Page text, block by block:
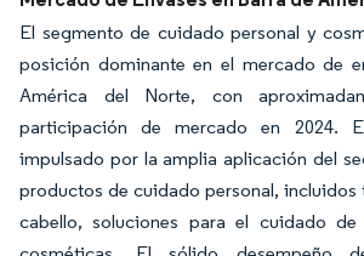
El segmento de cuidado personal y
posición dominante en el mercado de
América del Norte, con
participación de mercado en 2024.
impulsado por la amplia aplicación del
productos de cuidado personal, incluidos
cabello, soluciones para el cuidado